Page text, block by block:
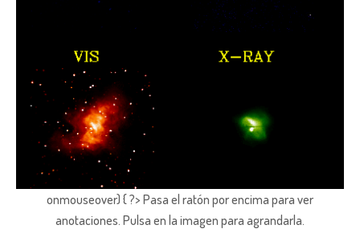
onmouseover) { ?> Pasa el ratón por encima para ver
anotaciones. Pulsa en la imagen para agrandarla.